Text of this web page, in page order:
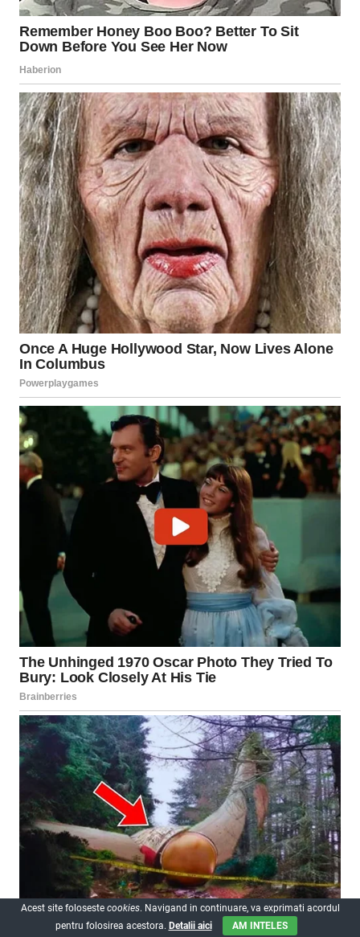
Acest site foloseste cookies. Navigand in continuare, va exprimati acordul
pentru folosirea acestora. Detalii aici AM INTELES